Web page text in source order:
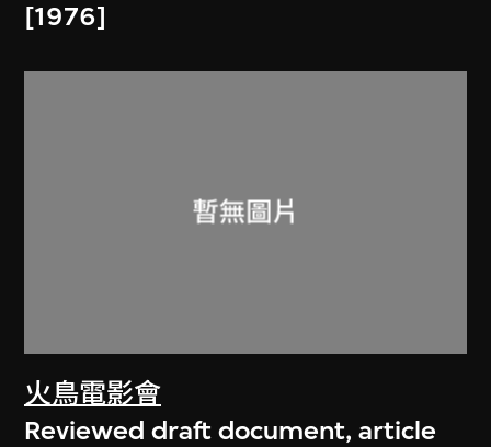
[1976]
火鳥電影會
Reviewed draft document, article